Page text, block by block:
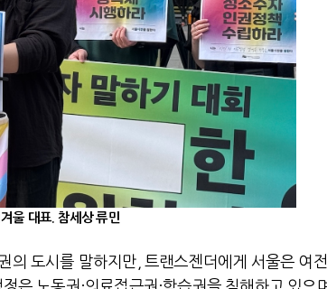
울 대표. 참세상 류민
의 도시를 말하지만, 트랜스젠더에게 서울은 여